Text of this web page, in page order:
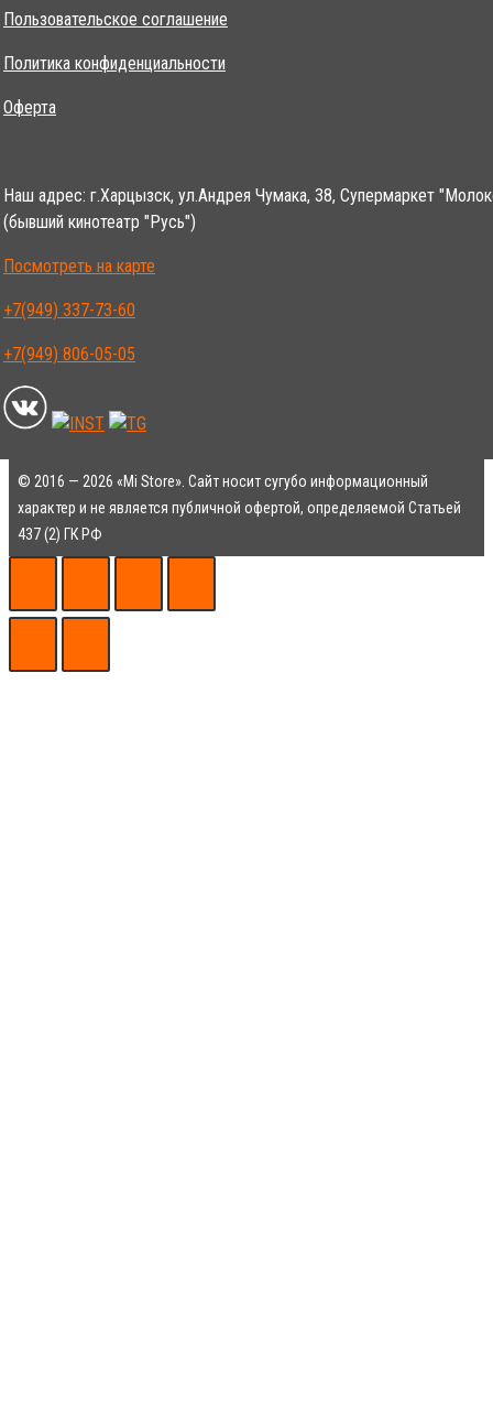
Пользовательское соглашение
Политика конфиденциальности
Оферта
Наш адрес: г.Харцызск, ул.Андрея Чумака, 38, Супермаркет
(бывший кинотеатр "Русь")
Посмотреть на карте
+7(949) 337-73-60
+7(949) 806-05-05
© 2016 — 2026 «Mi Store». Сайт носит сугубо информационный
характер и не является публичной офертой, определяемой Статьей
437 (2) ГК РФ